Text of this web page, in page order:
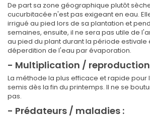
De part sa zone géographique plutôt
cucurbitacée n'est pas exigeant en eau.
irrigué au pied lors de sa plantation et
semaines, ensuite, il ne sera pas utile de
au pied du plant durant la période estivale
déperdition de l'eau par évaporation.
- Multiplication /
La méthode la plus efficace et rapide
semis dès la fin du printemps. Il ne se
pas.
- Prédateurs / maladies :